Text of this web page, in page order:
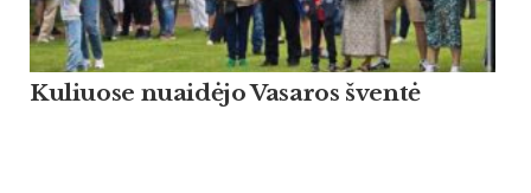
Kuliuose nuaidėjo Vasaros šventė